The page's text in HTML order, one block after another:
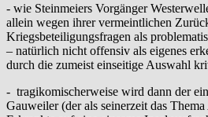
- wie Steinmeiers Vorgänger
allein wegen ihrer vermeintlichen
Kriegsbeteiligungsfragen als
– natürlich nicht offensiv als eigenes
durch die zumeist einseitige Auswahl
- tragikomischerweise wird dann der
Gauweiler (der als seinerzeit das